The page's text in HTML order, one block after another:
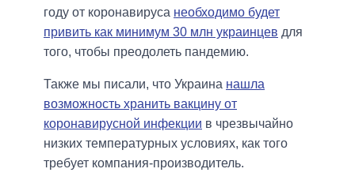
году от коронавируса необходимо будет
привить как минимум 30 млн украинцев для
того, чтобы преодолеть пандемию.
Также мы писали, что Украина нашла
возможность хранить вакцину от
коронавирусной инфекции в чрезвычайно
низких температурных условиях, как того
требует компания-производитель.